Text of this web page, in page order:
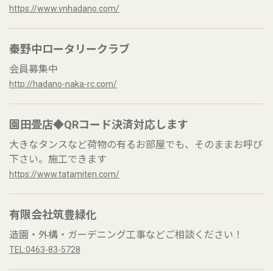
https://www.vnhadano.com/
秦野中ロータリークラブ
会員募集中
http://hadano-naka-rc.com/
園田畳店◆QRコード決済対応します
大きなタンスなど荷物の有るお部屋でも、そのままお呼び
下さい。施工できます
https://www.tatamiten.com/
有限会社筑豊緑化
造園・外構・ガーデニング工事などご相談ください！
TEL:0463-83-5728